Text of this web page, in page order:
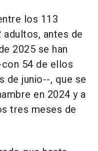
los 113
adultos, antes de
2025 se han
54 de ellos
de junio--, que se
en 2024 y a
tres meses de